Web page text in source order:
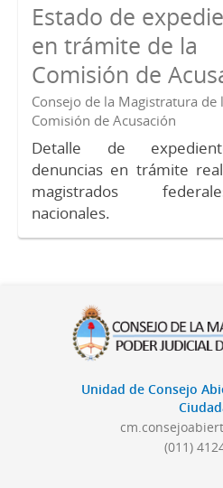
Estado de
en trámite de la
Comisión de
Consejo de la Magistratura de
Comisión de Acusación
Detalle de
denuncias en trámite
magistrados
nacionales.
Unidad de Consejo
(011)